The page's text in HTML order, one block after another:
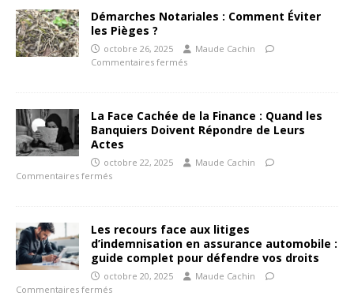
Démarches Notariales : Comment Éviter
les Pièges ?
octobre 26, 2025
Maude Cachin
Commentaires fermés
La Face Cachée de la Finance : Quand les
Banquiers Doivent Répondre de Leurs
Actes
octobre 22, 2025
Maude Cachin
Commentaires fermés
Les recours face aux litiges
d’indemnisation en assurance automobile :
guide complet pour défendre vos droits
octobre 20, 2025
Maude Cachin
Commentaires fermés